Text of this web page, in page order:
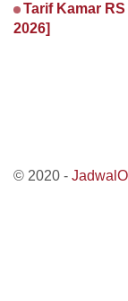
Tarif Kamar
2026]
© 2020 -